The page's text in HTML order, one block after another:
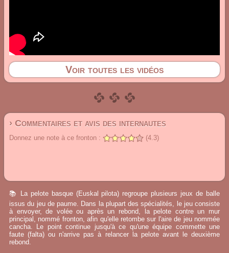
Voir toutes les vidéos
› Commentaires et avis des internautes
Donnez une note à ce fronton : (4.3)
📚 La pelote basque (Euskal pilota) regroupe plusieurs jeux de balle
issus du jeu de paume. Dans la plupart des spécialités, le jeu consiste
à envoyer, de volée ou après un rebond, la pelote contre un mur
principal, nommé fronton, afin qu'elle retombe sur l'aire de jeu nommée
cancha. Le point continue jusqu'à ce qu'une équipe commette une
faute (falta) ou n'arrive pas à relancer la pelote avant le deuxième
rebond.